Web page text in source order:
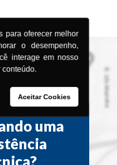
para oferecer melhor
o desempenho,
interage em nosso
conteúdo.
Aceitar Cookies
uma